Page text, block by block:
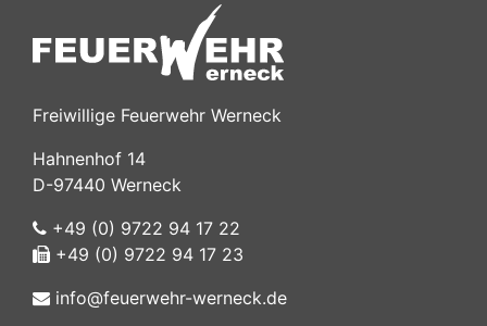
Freiwillige Feuerwehr Werneck
Hahnenhof 14
D-97440 Werneck
+49 (0) 9722 94 17 22
+49 (0) 9722 94 17 23
info@feuerwehr-werneck.de